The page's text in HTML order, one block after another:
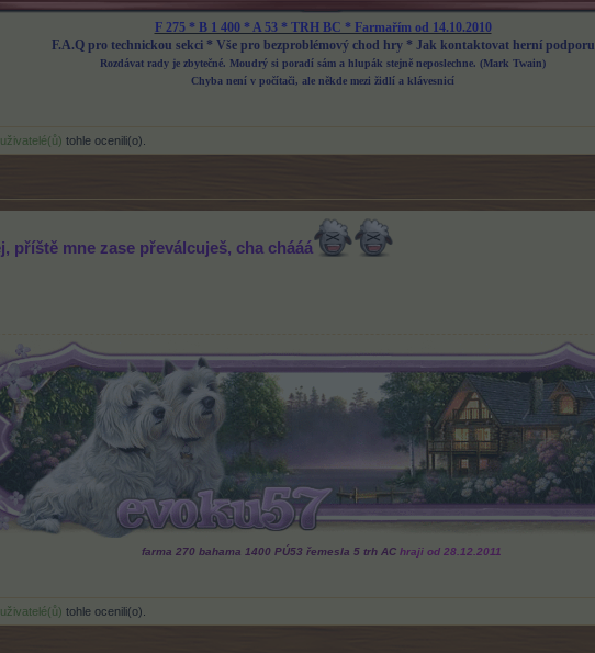
F 275 * B 1 400 * A 53 * TRH BC * Farmařím od 14.10.2010
F.A.Q pro technickou sekci* Vše pro bezproblémový chod hry * Jak kontaktovat herní podporu
Rozdávat rady je zbytečné. Moudrý si poradí sám a hlupák stejně neposlechne. (Mark Twain)
Chyba není v počítači, ale někde mezi židlí a klávesnicí
tohle ocenili(o).
příště mne zase převálcuješ, cha chááá
farma 270 bahama 1400 PÚ53 řemesla 5 trh AC hraji od 28.12.2011
tohle ocenili(o).